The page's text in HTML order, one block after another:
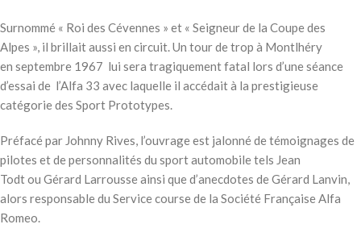
Surnommé « Roi des Cévennes » et « Seigneur de la Coupe des
Alpes », il brillait aussi en circuit. Un tour de trop à Montlhéry
en septembre 1967 lui sera tragiquement fatal lors d’une séance
d’essai de l’Alfa 33 avec laquelle il accédait à la prestigieuse
catégorie des Sport Prototypes.
Préfacé par Johnny Rives, l’ouvrage est jalonné de témoignages de
pilotes et de personnalités du sport automobile tels Jean
Todt ou Gérard Larrousse ainsi que d’anecdotes de Gérard Lanvin,
alors responsable du Service course de la Société Française Alfa
Romeo.